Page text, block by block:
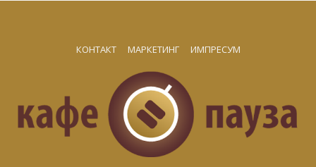
КОНТАКТ МАРКЕТИНГ ИМПРЕСУМ